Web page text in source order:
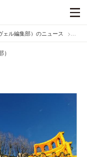
ル編集部）のニュース